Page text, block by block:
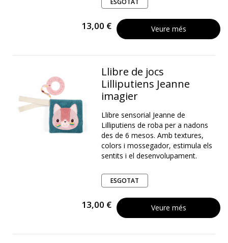
ESGOTAT
13,00 € Veure més
Llibre de jocs
Lilliputiens Jeanne
imagier
Llibre sensorial Jeanne de
Lilliputiens de roba per a nadons
des de 6 mesos. Amb textures,
colors i mossegador, estimula els
sentits i el desenvolupament.
ESGOTAT
13,00 € Veure més